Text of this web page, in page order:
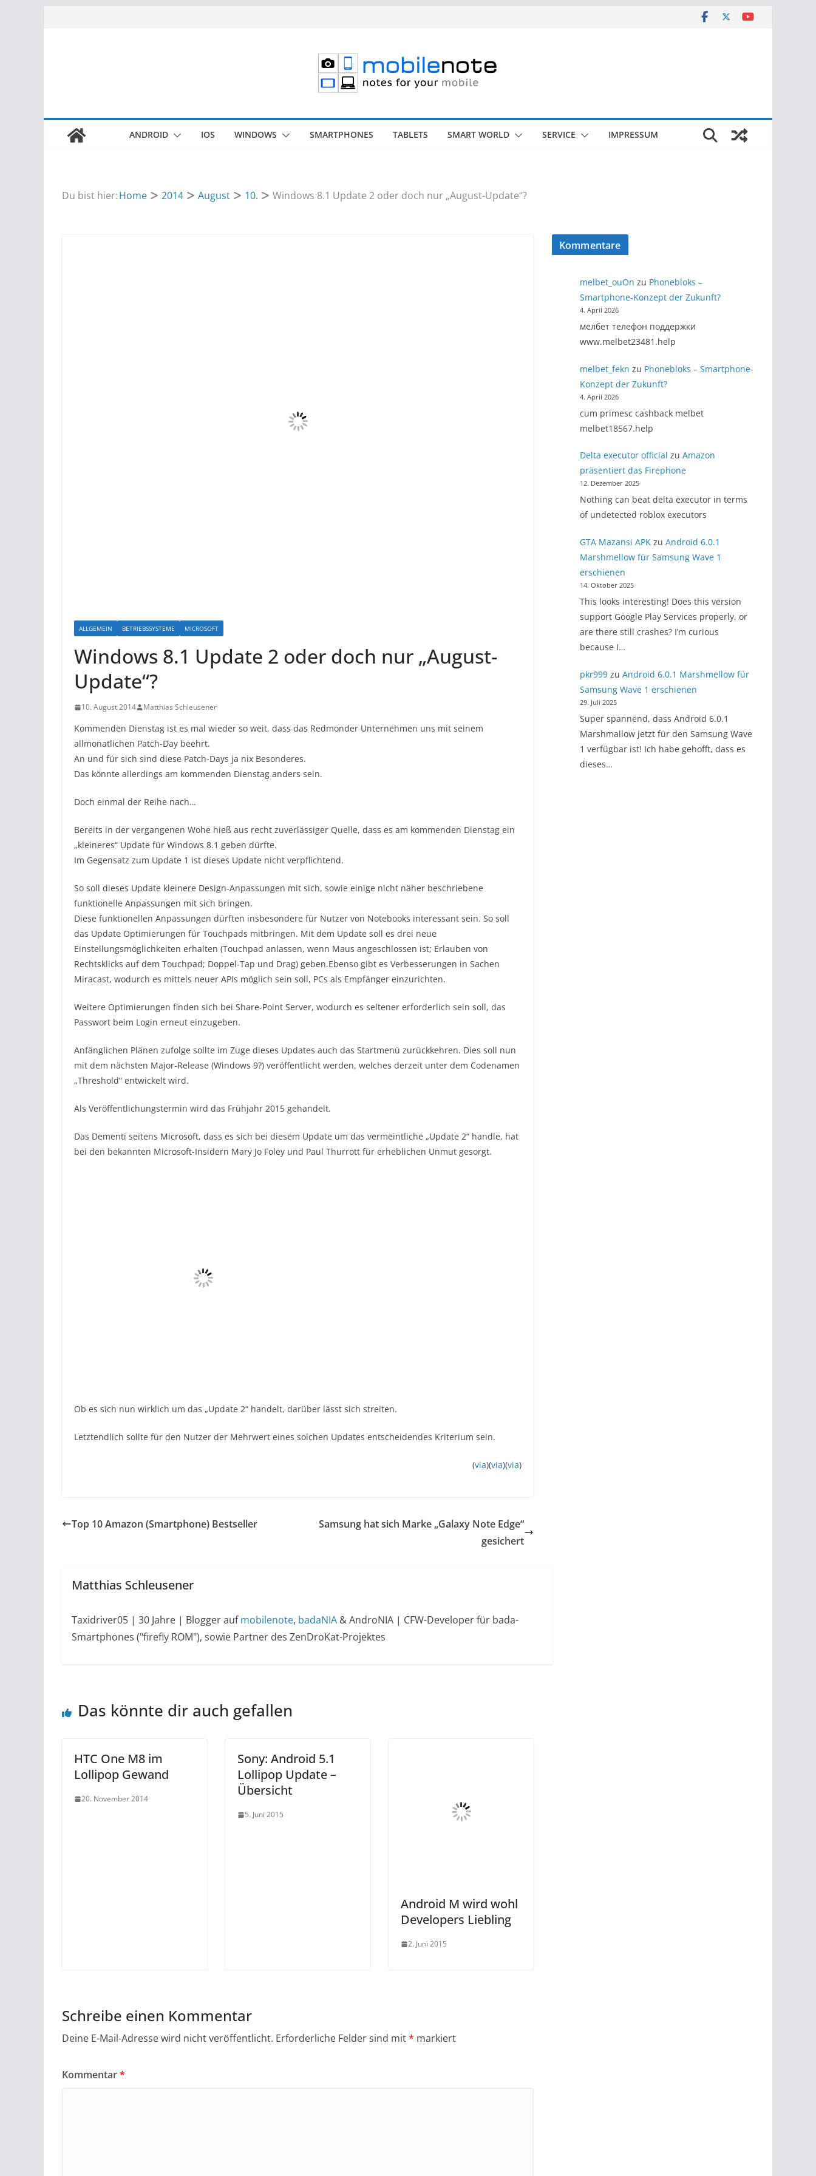
ANDROID IOS WINDOWS SMARTPHONES TABLETS SMART WORLD SERVICE IMPRESSUM
Du bist hier:Home 2014 August 10. Windows 8.1 Update 2 oder doch nur „August-Update“?
ALLGEMEIN BETRIEBSSYSTEME MICROSOFT
Windows 8.1 Update 2 oder doch nur „August-
Update“?
10. August 2014 Matthias Schleusener
Kommenden Dienstag ist es mal wieder so weit, dass das Redmonder Unternehmen uns mit seinem
allmonatlichen Patch-Day beehrt.
An und für sich sind diese Patch-Days ja nix Besonderes.
Das könnte allerdings am kommenden Dienstag anders sein.
Doch einmal der Reihe nach…
Bereits in der vergangenen Wohe hieß aus recht zuverlässiger Quelle, dass es am kommenden Dienstag ein
„kleineres“ Update für Windows 8.1 geben dürfte.
Im Gegensatz zum Update 1 ist dieses Update nicht verpflichtend.
So soll dieses Update kleinere Design-Anpassungen mit sich, sowie einige nicht näher beschriebene
funktionelle Anpassungen mit sich bringen.
Diese funktionellen Anpassungen dürften insbesondere für Nutzer von Notebooks interessant sein. So soll
das Update Optimierungen für Touchpads mitbringen. Mit dem Update soll es drei neue
Einstellungsmöglichkeiten erhalten (Touchpad anlassen, wenn Maus angeschlossen ist; Erlauben von
Rechtsklicks auf dem Touchpad; Doppel-Tap und Drag) geben.Ebenso gibt es Verbesserungen in Sachen
Miracast, wodurch es mittels neuer APIs möglich sein soll, PCs als Empfänger einzurichten.
Weitere Optimierungen finden sich bei Share-Point Server, wodurch es seltener erforderlich sein soll, das
Passwort beim Login erneut einzugeben.
Anfänglichen Plänen zufolge sollte im Zuge dieses Updates auch das Startmenü zurückkehren. Dies soll nun
mit dem nächsten Major-Release (Windows 9?) veröffentlicht werden, welches derzeit unter dem Codenamen
„Threshold“ entwickelt wird.
Als Veröffentlichungstermin wird das Frühjahr 2015 gehandelt.
Das Dementi seitens Microsoft, dass es sich bei diesem Update um das vermeintliche „Update 2“ handle, hat
bei den bekannten Microsoft-Insidern Mary Jo Foley und Paul Thurrott für erheblichen Unmut gesorgt.
Ob es sich nun wirklich um das „Update 2“ handelt, darüber lässt sich streiten.
Letztendlich sollte für den Nutzer der Mehrwert eines solchen Updates entscheidendes Kriterium sein.
(via)(via)(via)
Top 10 Amazon (Smartphone) Bestseller
Samsung hat sich Marke „Galaxy Note Edge“
gesichert
Matthias Schleusener
Taxidriver05 | 30 Jahre | Blogger aufmobilenote, badaNIA& AndroNIA | CFW-Developer für bada-
Smartphones ("firefly ROM"), sowie Partner des ZenDroKat-Projektes
Das könnte dir auch gefallen
HTC One M8 im
Lollipop Gewand
20. November 2014
Sony: Android 5.1
Lollipop Update –
Übersicht
5. Juni 2015
Android M wird wohl
Developers Liebling
2. Juni 2015
Schreibe einen Kommentar
Deine E-Mail-Adresse wird nicht veröffentlicht. Erforderliche Felder sind mit* markiert
Kommentar*
Kommentare
melbet_ouOn zu Phonebloks –
Smartphone-Konzept der Zukunft?
4. April 2026
мелбет телефон поддержки
www.melbet23481.help
melbet_fekn zu Phonebloks – Smartphone-
Konzept der Zukunft?
4. April 2026
cum primesc cashback melbet
melbet18567.help
Delta executor official zu Amazon
präsentiert das Firephone
12. Dezember 2025
Nothing can beat delta executor in terms
of undetected roblox executors
GTA Mazansi APKzu Android 6.0.1
Marshmellow für Samsung Wave 1
erschienen
14. Oktober 2025
This looks interesting! Does this version
support Google Play Services properly, or
are there still crashes? I’m curious
because I…
pkr999zu Android 6.0.1 Marshmellow für
Samsung Wave 1 erschienen
29. Juli 2025
Super spannend, dass Android 6.0.1
Marshmallow jetzt für den Samsung Wave
1 verfügbar ist! Ich habe gehofft, dass es
dieses…